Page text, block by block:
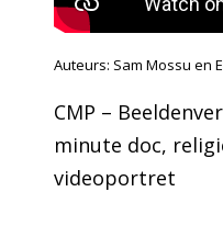
Auteurs: Sam Mossu en
CMP –
minute doc,
videoportret